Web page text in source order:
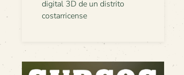
digital 3D de un distrito
costarricense